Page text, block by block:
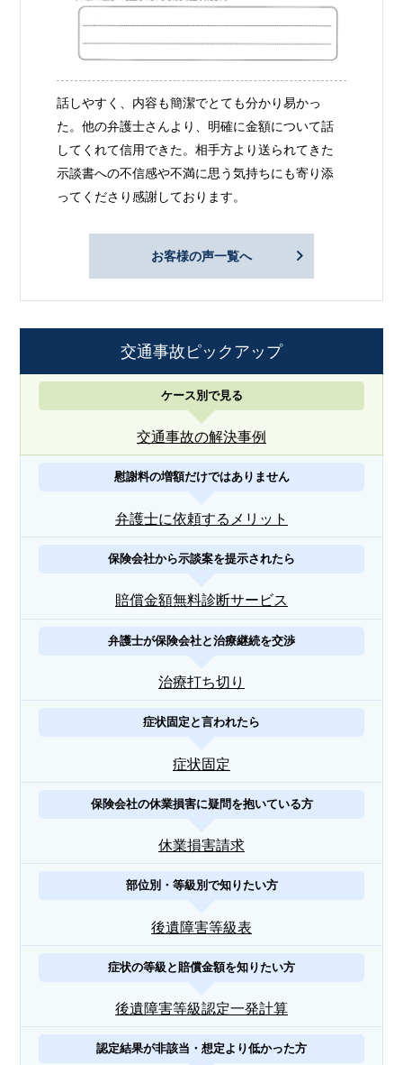
話しやすく、内容も簡潔でとても分かり易かっ
た。他の弁護士さんより、明確に金額について話
してくれて信用できた。相手方より送られてきた
示談書への不信感や不満に思う気持ちにも寄り添
ってくださり感謝しております。
お客様の声一覧へ
交通事故ピックアップ
ケース別で見る
交通事故の解決事例
慰謝料の増額だけではありません
弁護士に依頼するメリット
保険会社から示談案を提示されたら
賠償金額無料診断サービス
弁護士が保険会社と治療継続を交渉
治療打ち切り
症状固定と言われたら
症状固定
保険会社の休業損害に疑問を抱いている方
休業損害請求
部位別・等級別で知りたい方
後遺障害等級表
症状の等級と賠償金額を知りたい方
後遺障害等級認定一発計算
認定結果が非該当・想定より低かった方